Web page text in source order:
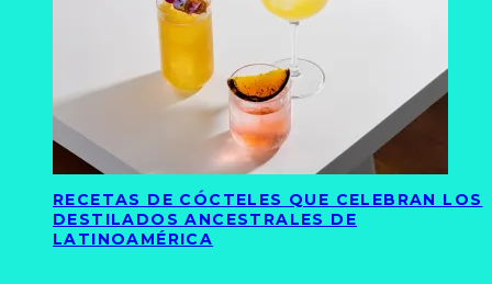
RECETAS DE CÓCTELES QUE CELEBRAN LOS
DESTILADOS ANCESTRALES DE
LATINOAMÉRICA